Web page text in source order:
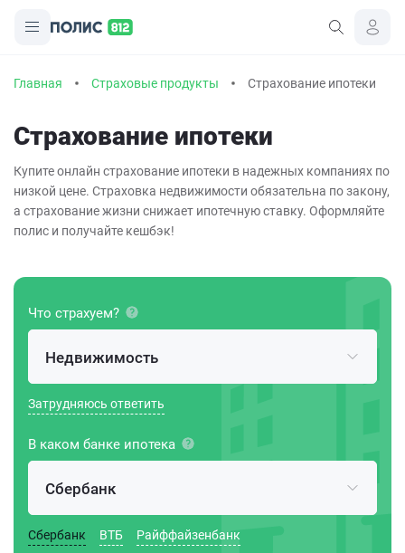
Главная Страховые продукты Страхование ипотеки
Страхование ипотеки
Купите онлайн страхование ипотеки в надежных компаниях по
низкой цене. Страховка недвижимости обязательна по закону,
а страхование жизни снижает ипотечную ставку. Оформляйте
полис и получайте кешбэк!
Что страхуем?
Недвижимость
Затрудняюсь ответить
В каком банке ипотека
Сбербанк
Сбербанк ВТБ Райффайзенбанк